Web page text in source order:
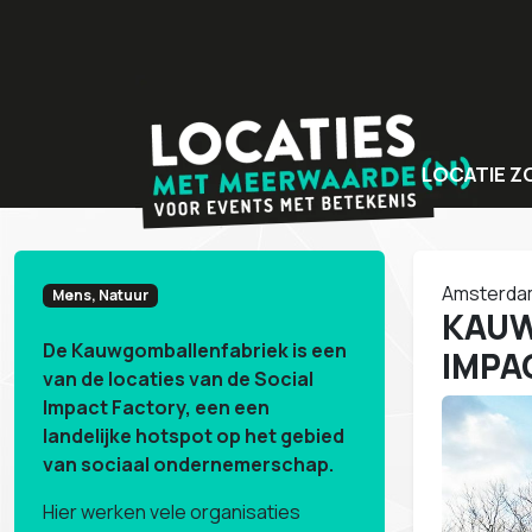
LOCATIE
Bijzondere
Unieke
Mens, Natuur
De Kauwgomballenfabriek is een
van de locaties van de Social
Impact Factory, een een
landelijke hotspot op het gebied
van sociaal ondernemerschap.
Hier werken vele organisaties